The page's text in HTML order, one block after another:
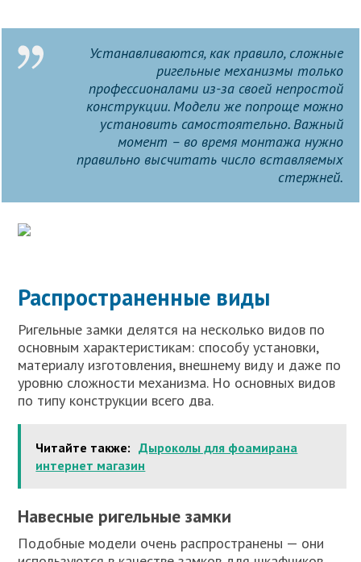
Устанавливаются, как правило, сложные
ригельные механизмы только
профессионалами из-за своей непростой
конструкции. Модели же попроще можно
установить самостоятельно. Важный
момент – во время монтажа нужно
правильно высчитать число вставляемых
стержней.
Распространенные виды
Ригельные замки делятся на несколько видов по
основным характеристикам: способу установки,
материалу изготовления, внешнему виду и даже по
уровню сложности механизма. Но основных видов
по типу конструкции всего два.
Читайте также: Дыроколы для фоамирана
интернет магазин
Навесные ригельные замки
Подобные модели очень распространены — они